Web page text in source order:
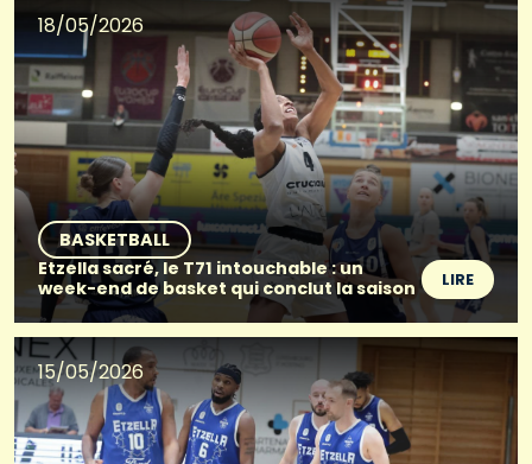
18/05/2026
BASKETBALL
Etzella sacré, le T71 intouchable : un
week-end de basket qui conclut la saison
LIRE
15/05/2026